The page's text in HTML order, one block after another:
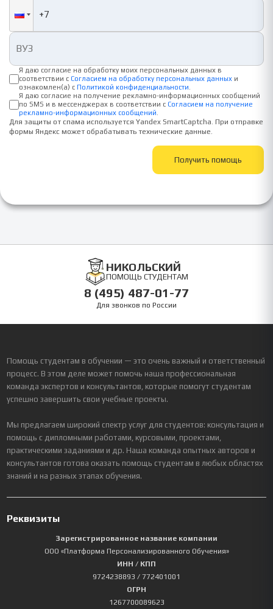
Я даю согласие на обработку моих персональных данных в
соответствии с Согласием на обработку персональных данных и
ознакомлен(а) с Политикой конфиденциальности
Я даю согласие на получение рекламно-информационных сообщений
по SMS и в мессенджерах в соответствии с Согласием на получение
рекламно-информационных сообщений
Для защиты от спама используется Yandex SmartCaptcha. При отправке
формы Яндекс может обрабатывать технические данные.
Получить помощь
НИКОЛЬСКИЙ
ПОМОЩЬ СТУДЕНТАМ
8 (495) 487-01-77
Для звонков по России
Помощь студентам в обучении — это очень важный и ответственный
процесс. В этом деле может помочь наша профессиональная
команда экспертов и консультантов, которые помогут студентам
успешно завершить свои учебные проекты.
Мы предлагаем широкий спектр услуг для студентов: консультация и
помощь с дипломными работами, курсовыми, проектами,
практическими заданиями и др. Наша команда опытных авторов и
консультантов готова оказать помощь студентам в любых областях
знаний и на разных этапах обучения.
Реквизиты
Зарегистрированное название компании
ООО «Платформа Персонализированного Обучения»
ИНН / КПП
9724238893 / 772401001
ОГРН
1267700089623